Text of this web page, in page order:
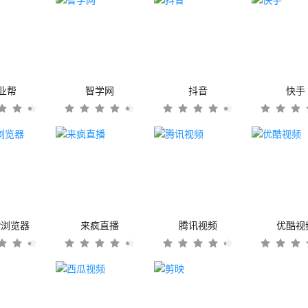
帮 智学网 抖音 快手
览器 来疯直播 腾讯视频 优酷视